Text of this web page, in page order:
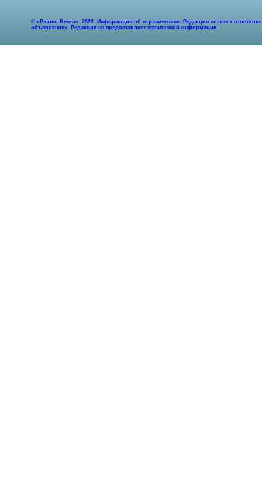
© «Рязань Вести». 2022. Информация об ограничениях. Редакция не несет
объявлениях. Редакция не предоставляет справочной информации.